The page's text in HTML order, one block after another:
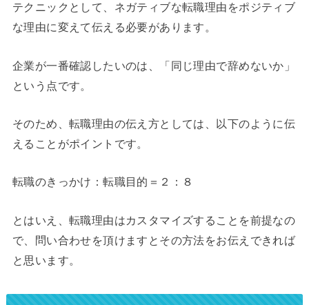
テクニックとして、ネガティブな転職理由をポジティブ
な理由に変えて伝える必要があります。
企業が一番確認したいのは、「同じ理由で辞めないか」
という点です。
そのため、転職理由の伝え方としては、以下のように伝
えることがポイントです。
転職のきっかけ：転職目的＝２：８
とはいえ、転職理由はカスタマイズすることを前提なの
で、問い合わせを頂けますとその方法をお伝えできれば
と思います。